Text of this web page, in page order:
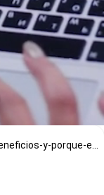
https://aloclick.com/es/beneficios-y-porque-estar-en-google-my-business-google-mi-negocio/